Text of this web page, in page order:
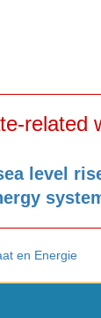
related
level
en Energie